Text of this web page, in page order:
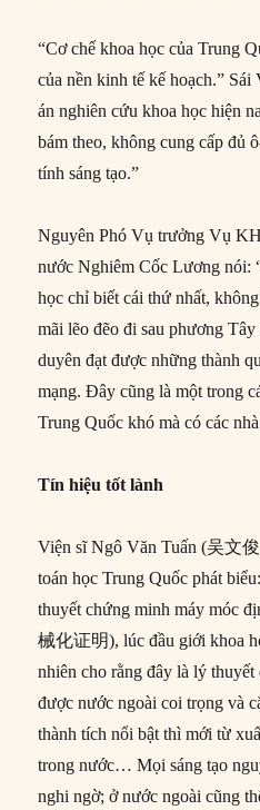
“Cơ chế khoa học của Trung
của nền kinh tế kế hoạch.”
án nghiên cứu khoa học hiện
bám theo, không cung cấp đủ
tính sáng tạo.”
Nguyên Phó Vụ trưởng Vụ
nước Nghiêm Cốc Lương nói:
học chỉ biết cái thứ nhất,
mãi lẽo đẽo đi sau phương
duyên đạt được những thành
mạng. Đây cũng là một trong
Trung Quốc khó mà có các
Tín hiệu tốt lành
Viện sĩ Ngô Văn Tuấn (吴文
toán học Trung Quốc phát
thuyết chứng minh máy móc
械化证明), lúc đầu giới khoa
nhiên cho rằng đây là lý
được nước ngoài coi trọng và
thành tích nổi bật thì mới từ
trong nước… Mọi sáng tạo
nghi ngờ; ở nước ngoài cũng